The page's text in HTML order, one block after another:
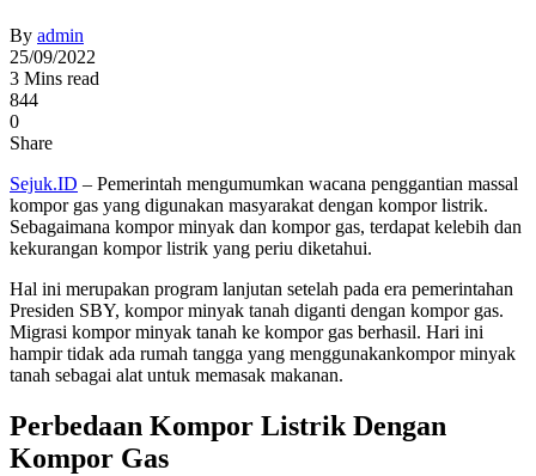
By admin
25/09/2022
3 Mins read
844
0
Share
Sejuk.ID – Pemerintah mengumumkan wacana penggantian massal
kompor gas yang digunakan masyarakat dengan kompor listrik.
Sebagaimana kompor minyak dan kompor gas, terdapat kelebih dan
kekurangan kompor listrik yang periu diketahui.
Hal ini merupakan program lanjutan setelah pada era pemerintahan
Presiden SBY, kompor minyak tanah diganti dengan kompor gas.
Migrasi kompor minyak tanah ke kompor gas berhasil. Hari ini
hampir tidak ada rumah tangga yang menggunakankompor minyak
tanah sebagai alat untuk memasak makanan.
Perbedaan Kompor Listrik Dengan
Kompor Gas